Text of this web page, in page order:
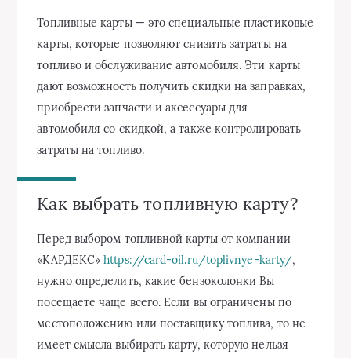
Топливные карты — это специальные пластиковые
карты, которые позволяют снизить затраты на
топливо и обслуживание автомобиля. Эти карты
дают возможность получить скидки на заправках,
приобрести запчасти и аксессуары для
автомобиля со скидкой, а также контролировать
затраты на топливо.
Как выбрать топливную карту?
Перед выбором топливной карты от компании
«КАРДЕКС»https://card-oil.ru/toplivnye-karty/,
нужно определить, какие бензоколонки Вы
посещаете чаще всего. Если вы ограничены по
местоположению или поставщику топлива, то не
имеет смысла выбирать карту, которую нельзя